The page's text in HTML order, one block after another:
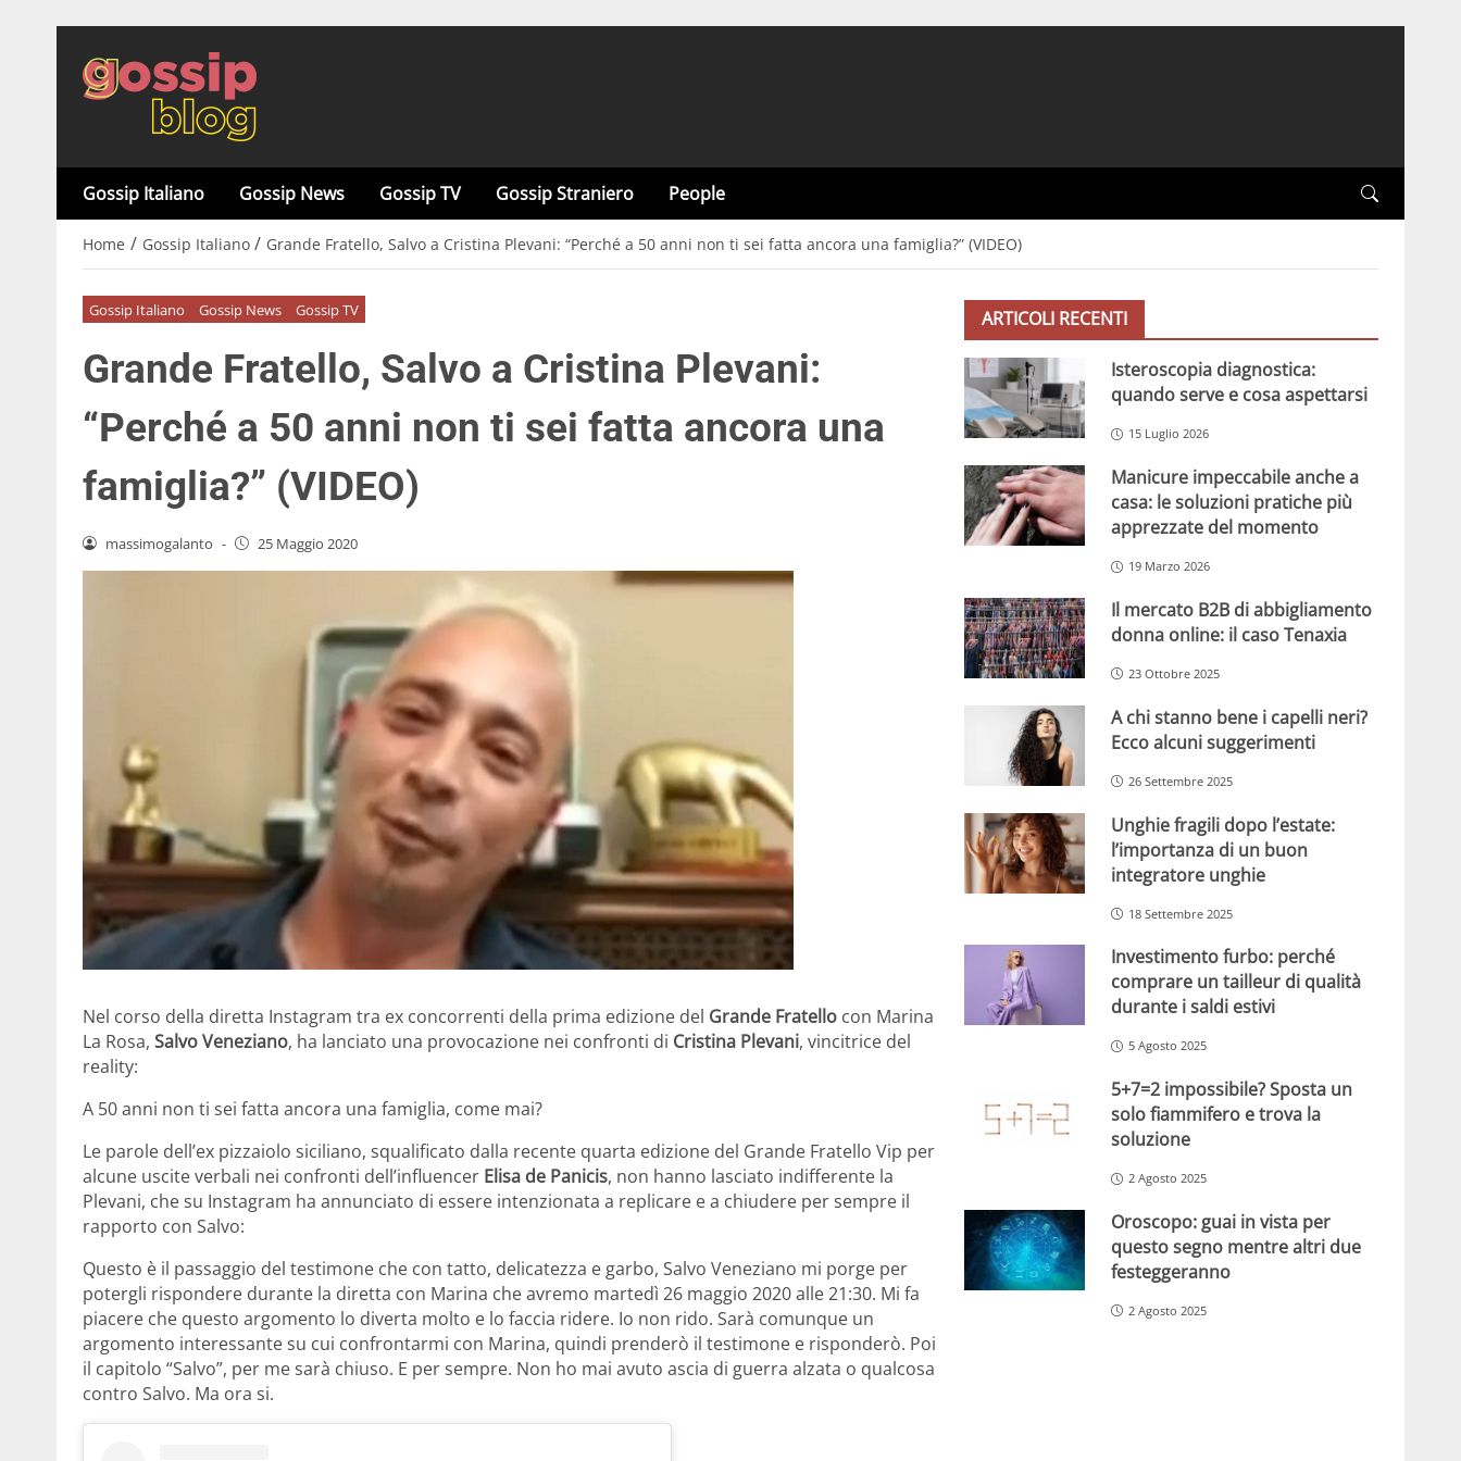
Gossip Italiano Gossip News Gossip TV Gossip Straniero People
Home / Gossip Italiano / Grande Fratello, Salvo a Cristina Plevani: “Perché a 50 anni non ti sei fatta ancora una famiglia?” (VIDEO)
Gossip Italiano Gossip News Gossip TV
Grande Fratello, Salvo a Cristina Plevani:
“Perché a 50 anni non ti sei fatta ancora una
famiglia?” (VIDEO)
massimogalanto - 25 Maggio 2020
Nel corso della diretta Instagram tra ex concorrenti della prima edizione del Grande Fratello con Marina
La Rosa, Salvo Veneziano, ha lanciato una provocazione nei confronti di Cristina Plevani, vincitrice del
reality:
A 50 anni non ti sei fatta ancora una famiglia, come mai?
Le parole dell’ex pizzaiolo siciliano, squalificato dalla recente quarta edizione del Grande Fratello Vip per
alcune uscite verbali nei confronti dell’influencer Elisa de Panicis, non hanno lasciato indifferente la
Plevani, che su Instagram ha annunciato di essere intenzionata a replicare e a chiudere per sempre il
rapporto con Salvo:
Questo è il passaggio del testimone che con tatto, delicatezza e garbo, Salvo Veneziano mi porge per
potergli rispondere durante la diretta con Marina che avremo martedì 26 maggio 2020 alle 21:30. Mi fa
piacere che questo argomento lo diverta molto e lo faccia ridere. Io non rido. Sarà comunque un
argomento interessante su cui confrontarmi con Marina, quindi prenderò il testimone e risponderò. Poi
il capitolo “Salvo”, per me sarà chiuso. E per sempre. Non ho mai avuto ascia di guerra alzata o qualcosa
contro Salvo. Ma ora si.
ARTICOLI RECENTI
Isteroscopia diagnostica:
quando serve e cosa aspettarsi
15 Luglio 2026
Manicure impeccabile anche a
casa: le soluzioni pratiche più
apprezzate del momento
19 Marzo 2026
Il mercato B2B di abbigliamento
donna online: il caso Tenaxia
23 Ottobre 2025
A chi stanno bene i capelli neri?
Ecco alcuni suggerimenti
26 Settembre 2025
Unghie fragili dopo l’estate:
l’importanza di un buon
integratore unghie
18 Settembre 2025
Investimento furbo: perché
comprare un tailleur di qualità
durante i saldi estivi
5 Agosto 2025
5+7=2 impossibile? Sposta un
solo fiammifero e trova la
soluzione
2 Agosto 2025
Oroscopo: guai in vista per
questo segno mentre altri due
festeggeranno
2 Agosto 2025